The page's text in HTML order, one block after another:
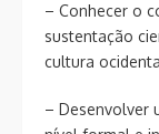
– Conhecer o
sustentação
cultura
– Desenvolver